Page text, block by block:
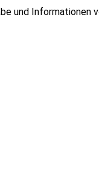
und Informationen